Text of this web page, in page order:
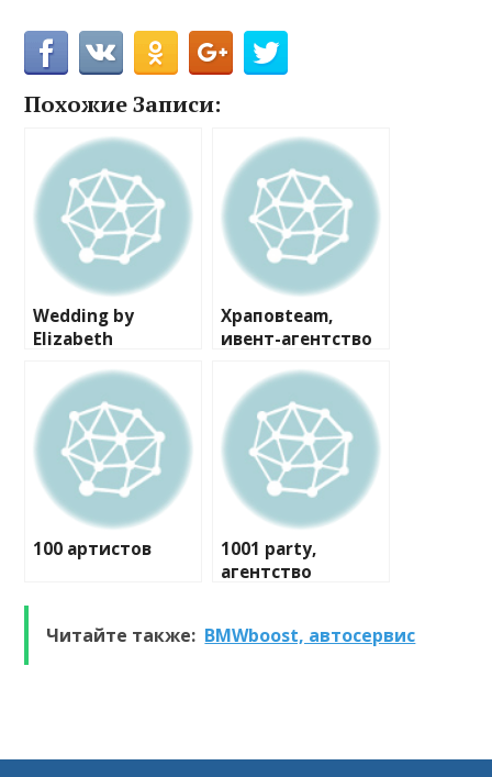
Похожие Записи:
Wedding by
Elizabeth
Храповteam,
ивент-агентство
100 артистов
1001 party,
агентство
Читайте также: BMWboost, автосервис